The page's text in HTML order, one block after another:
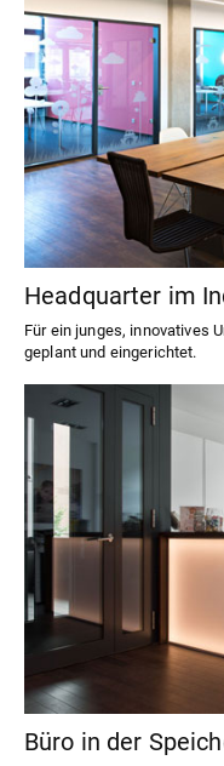
Headquarter im
Für ein junges, innovatives
geplant und eingerichtet.
Büro in der